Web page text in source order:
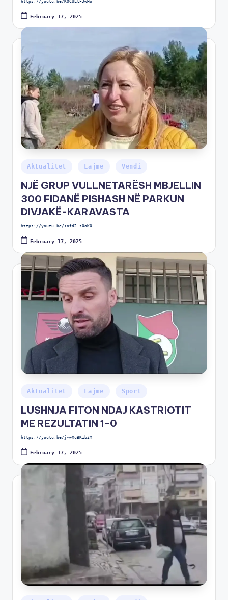
https://youtu.be/KOCULtFJwHo
February 17, 2025
Aktualitet Lajme Vendi
NJË GRUP VULLNETARËSH MBJELLIN
300 FIDANË PISHASH NË PARKUN
DIVJAKË-KARAVASTA
https://youtu.be/iofd2-s0aK0
February 17, 2025
Aktualitet Lajme Sport
LUSHNJA FITON NDAJ KASTRIOTIT
ME REZULTATIN 1-0
https://youtu.be/j-wXuBKzb2M
February 17, 2025